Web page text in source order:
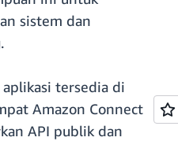
sistem dan
tersedia di
Amazon Connect
API publik dan